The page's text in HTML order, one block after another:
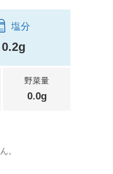
塩分
0.2g
野菜量
0.0g
。